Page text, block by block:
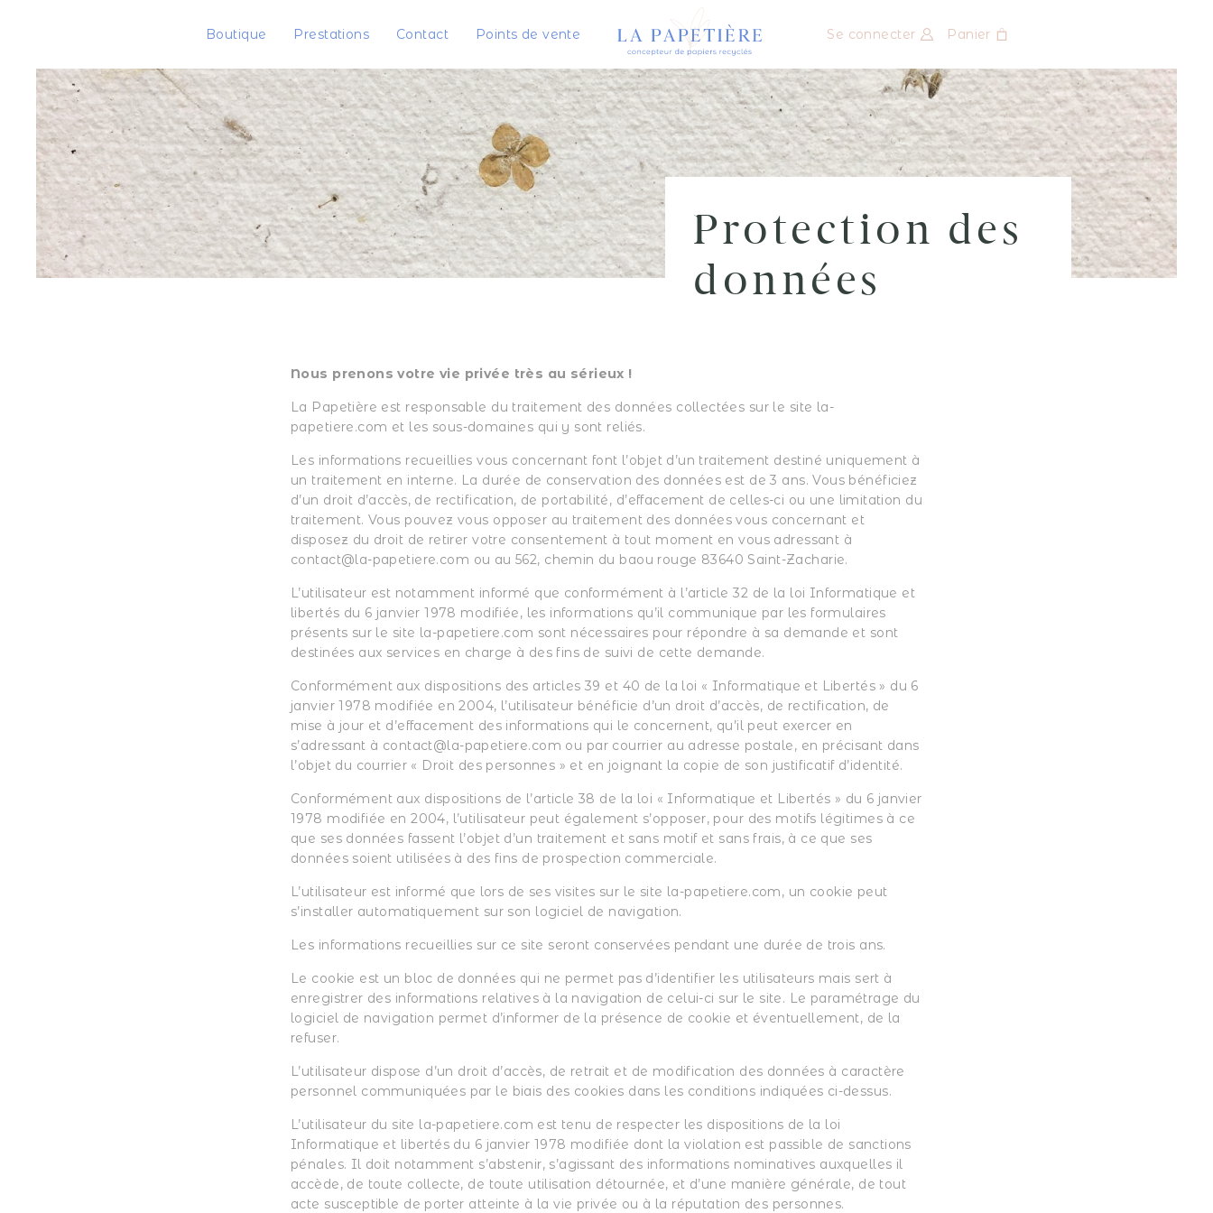
Boutique Prestations Contact Points de vente Se connecter Panier
Protection des
données
Nous prenons votre vie privée très au sérieux !
La Papetière est responsable du traitement des données collectées sur le site la-
papetiere.com et les sous-domaines qui y sont reliés.
Les informations recueillies vous concernant font l’objet d’un traitement destiné uniquement à
un traitement en interne. La durée de conservation des données est de 3 ans. Vous bénéficiez
d’un droit d’accès, de rectification, de portabilité, d’effacement de celles-ci ou une limitation du
traitement. Vous pouvez vous opposer au traitement des données vous concernant et
disposez du droit de retirer votre consentement à tout moment en vous adressant à
contact@la-papetiere.com ou au 562, chemin du baou rouge 83640 Saint-Zacharie.
L’utilisateur est notamment informé que conformément à l’article 32 de la loi Informatique et
libertés du 6 janvier 1978 modifiée, les informations qu’il communique par les formulaires
présents sur le site la-papetiere.com sont nécessaires pour répondre à sa demande et sont
destinées aux services en charge à des fins de suivi de cette demande.
Conformément aux dispositions des articles 39 et 40 de la loi « Informatique et Libertés » du 6
janvier 1978 modifiée en 2004, l’utilisateur bénéficie d’un droit d’accès, de rectification, de
mise à jour et d’effacement des informations qui le concernent, qu’il peut exercer en
s’adressant à contact@la-papetiere.com ou par courrier au adresse postale, en précisant dans
l’objet du courrier « Droit des personnes » et en joignant la copie de son justificatif d’identité.
Conformément aux dispositions de l’article 38 de la loi « Informatique et Libertés » du 6 janvier
1978 modifiée en 2004, l’utilisateur peut également s’opposer, pour des motifs légitimes à ce
que ses données fassent l’objet d’un traitement et sans motif et sans frais, à ce que ses
données soient utilisées à des fins de prospection commerciale.
L’utilisateur est informé que lors de ses visites sur le site la-papetiere.com, un cookie peut
s’installer automatiquement sur son logiciel de navigation.
Les informations recueillies sur ce site seront conservées pendant une durée de trois ans.
Le cookie est un bloc de données qui ne permet pas d’identifier les utilisateurs mais sert à
enregistrer des informations relatives à la navigation de celui-ci sur le site. Le paramétrage du
logiciel de navigation permet d’informer de la présence de cookie et éventuellement, de la
refuser.
L’utilisateur dispose d’un droit d’accès, de retrait et de modification des données à caractère
personnel communiquées par le biais des cookies dans les conditions indiquées ci-dessus.
L’utilisateur du site la-papetiere.com est tenu de respecter les dispositions de la loi
Informatique et libertés du 6 janvier 1978 modifiée dont la violation est passible de sanctions
pénales. Il doit notamment s’abstenir, s’agissant des informations nominatives auxquelles il
accède, de toute collecte, de toute utilisation détournée, et d’une manière générale, de tout
acte susceptible de porter atteinte à la vie privée ou à la réputation des personnes.